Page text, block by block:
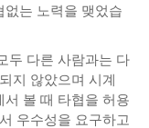
없는 노력을 맺었습
두 다른 사람과는 다
지 않았으며 시계
볼 때 타협을 허용
우수성을 요구하고